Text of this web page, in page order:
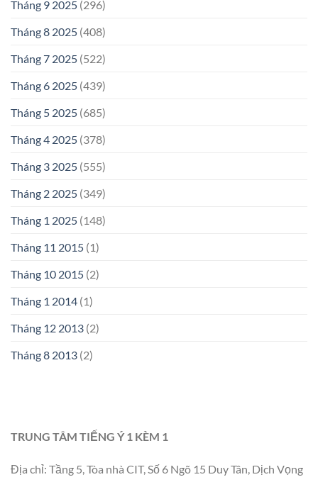
Tháng 9 2025 (296)
Tháng 8 2025 (408)
Tháng 7 2025 (522)
Tháng 6 2025 (439)
Tháng 5 2025 (685)
Tháng 4 2025 (378)
Tháng 3 2025 (555)
Tháng 2 2025 (349)
Tháng 1 2025 (148)
Tháng 11 2015 (1)
Tháng 10 2015 (2)
Tháng 1 2014 (1)
Tháng 12 2013 (2)
Tháng 8 2013 (2)
TRUNG TÂM TIẾNG Ý 1 KÈM 1
Địa chỉ: Tầng 5, Tòa nhà CIT, Số 6 Ngõ 15 Duy Tân, Dịch Vọng